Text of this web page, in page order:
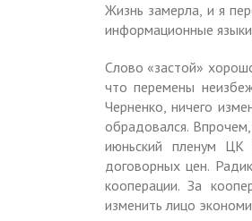
Жизнь замерла, и я
информационные
Слово «застой»
что перемены
Черненко, ничего
обрадовался.
июньский пленум ЦК
договорных цен.
кооперации. За
изменить лицо